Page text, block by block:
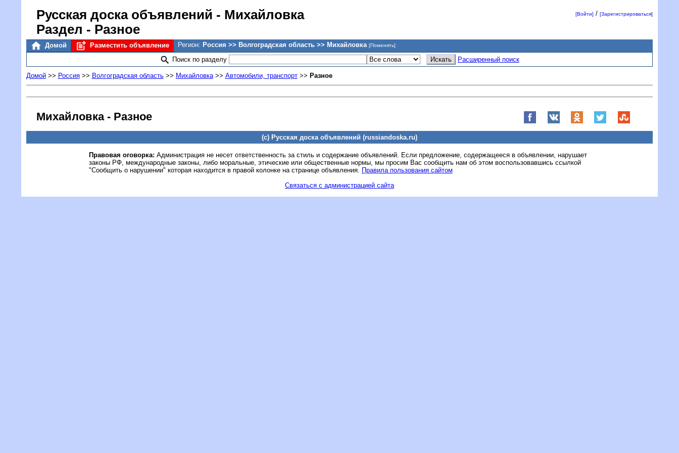
Русская доска объявлений - Михайловка
Раздел - Разное
[Войти] /[Зарегистрироваться]
Домой Разместить объявление Регион: Россия >> Волгоградская область >> Михайловка [Поменять]
Поиск по разделу Расширенный поиск
Домой>> Россия>> Волгоградская область>> Михайловка>> Автомобили, транспорт>> Разное
Михайловка - Разное
(c) Русская доска объявлений (russiandoska.ru)
Правовая оговорка: Администрация не несет ответственность за стиль и содержание объявлений. Если предложение, содержащееся в объявлении, нарушает
законы РФ, международные законы, либо моральные, этические или общественные нормы, мы просим Вас сообщить нам об этом воспользовавшись ссылкой
"Сообщить о нарушении" которая находится в правой колонке на странице объявления. Правила пользования сайтом
Связаться с администрацией сайта